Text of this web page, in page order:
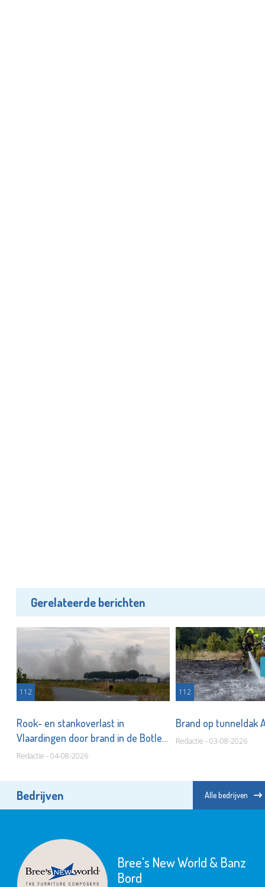
Gerelateerde berichten
112
Rook- en stankoverlast in
Vlaardingen door brand in de Botlek
Redactie - 04-08-2026
112
Brand op tunneldak
Redactie - 03-08-2026
Bedrijven Alle bedrijven
Bree's New World & Banz
Bord